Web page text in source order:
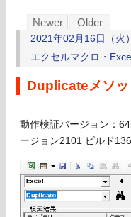
Newer Older
2021年02月16日（火
エクセルマクロ・
Duplicateメソ
動作検証バージョン：
ージョン2101 ビルド